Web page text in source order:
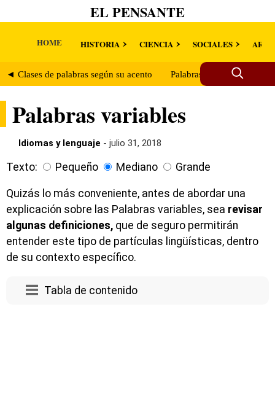
EL PENSANTE
HOME HISTORIA CIENCIA SOCIALES
◄ Clases de palabras según su acento Palabras invariables ►
Palabras variables
Idiomas y lenguaje - julio 31, 2018
Texto: Pequeño Mediano Grande
Quizás lo más conveniente, antes de abordar una
explicación sobre las Palabras variables, sea revisar
algunas definiciones, que de seguro permitirán
entender este tipo de partículas lingüísticas, dentro
de su contexto específico.
Tabla de contenido